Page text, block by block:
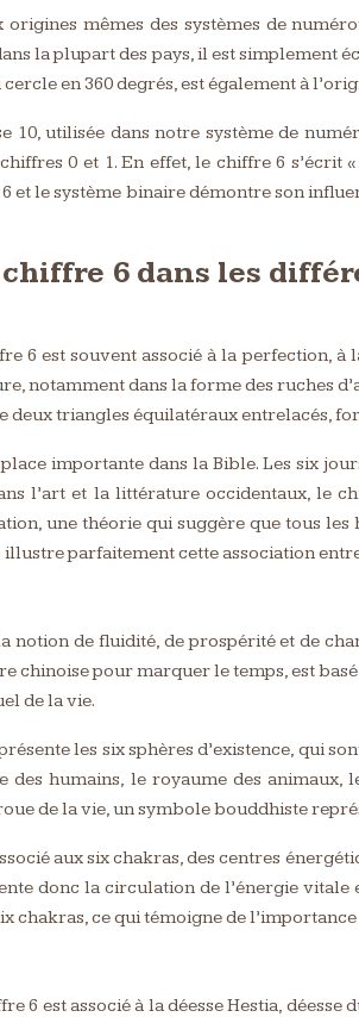
mêmes des systèmes de
la plupart des pays, il est simplement
en 360 degrés, est également à
10, utilisée dans notre système de
0 et 1. En effet, le chiffre 6 s’écrit
et le système binaire démontre son
6 dans les
6 est souvent associé à la perfection,
notamment dans la forme des ruches
deux triangles équilatéraux entrelacés,
importante dans la Bible. Les six
l’art et la littérature occidentaux, le
une théorie qui suggère que tous
parfaitement cette association
notion de fluidité, de prospérité et de
chinoise pour marquer le temps, est
de la vie.
les six sphères d’existence, qui
des humains, le royaume des
de la vie, un symbole bouddhiste
aux six chakras, des centres
donc la circulation de l’énergie
chakras, ce qui témoigne de
6 est associé à la déesse Hestia,